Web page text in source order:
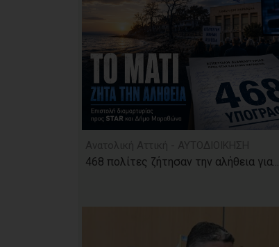
468 πολίτες ζήτησαν την αλήθεια για...